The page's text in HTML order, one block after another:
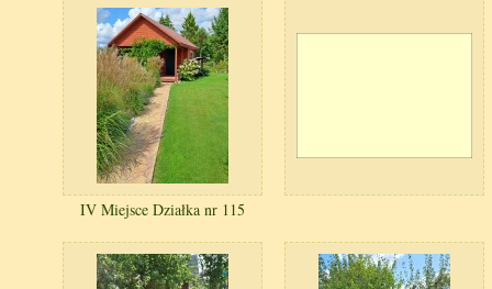
IV Miejsce Działka nr 115